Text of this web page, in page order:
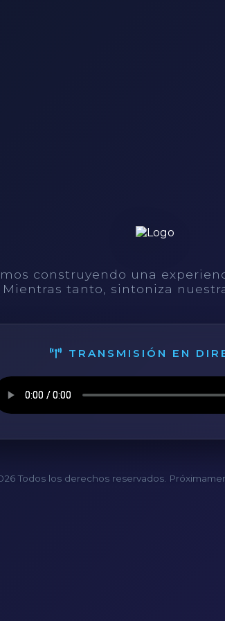
construyendo una
tanto, sintoniza
TRANSMISIÓN EN
Todos los derechos reservados.